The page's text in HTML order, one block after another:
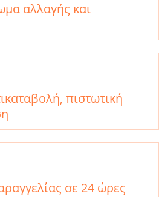
αλλαγής και
πιστωτική
σε 24 ώρες